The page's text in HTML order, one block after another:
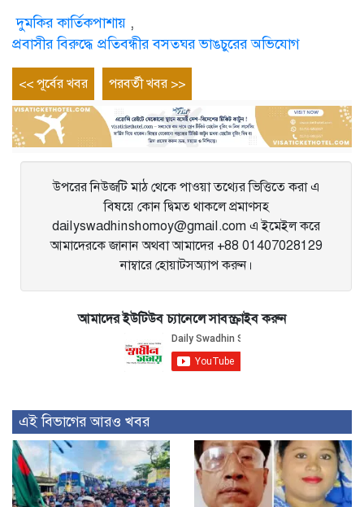
দুমকির কার্তিকপাশায় ,
প্রবাসীর বিরুদ্ধে প্রতিবন্ধীর বসতঘর ভাঙচুরের অভিযোগ
Post
navigation
<< পূর্বের খবর
Previous
entry
পরবর্তী খবর >>
উপরের নিউজটি মাঠ থেকে পাওয়া তথ্যের ভিত্তিতে করা এ
বিষয়ে কোন দ্বিমত থাকলে প্রমাণসহ
dailyswadhinshomoy@gmail.com এ ইমেইল করে
আমাদেরকে জানান অথবা আমাদের +88 01407028129
নাম্বারে হোয়াটসঅ্যাপ করুন।
আমাদের ইউটিউব চ্যানেলে সাবস্ক্রাইব করুন
এই বিভাগের আরও খবর